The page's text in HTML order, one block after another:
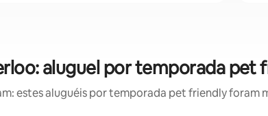
aluguel por temporada pet
estes aluguéis por temporada pet friendly foram